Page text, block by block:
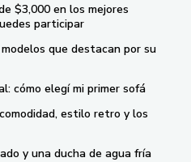
$3,000 en los mejores
participar
que destacan por su
cómo elegí mi primer sofá
estilo retro y los
y una ducha de agua fría